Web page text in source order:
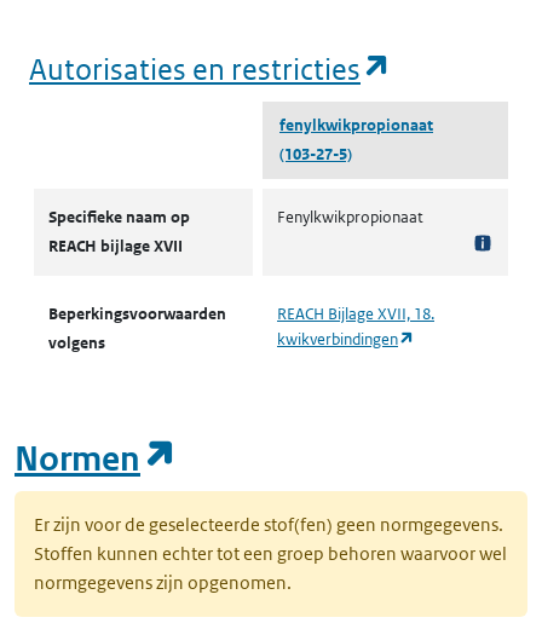
Autorisaties en restricties
fenylkwikpropionaat
(103-27-5)
Specifieke naam op
REACH bijlage XVII
Fenylkwikpropionaat
Beperkingsvoorwaarden
volgens
REACH Bijlage XVII, 18.
kwikverbindingen
Normen
Er zijn voor de geselecteerde stof(fen) geen normgegevens.
Stoffen kunnen echter tot een groep behoren waarvoor wel
normgegevens zijn opgenomen.